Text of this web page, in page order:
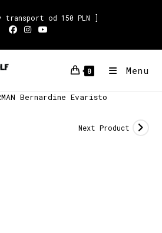
transport od 150 PLN ]
0 Menu
Bernardine Evaristo
Next Product